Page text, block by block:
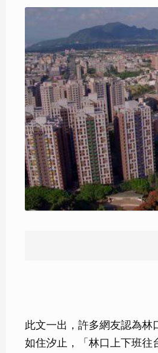
此文一出，許多網友認為林
如住汐止，「林口上下班往